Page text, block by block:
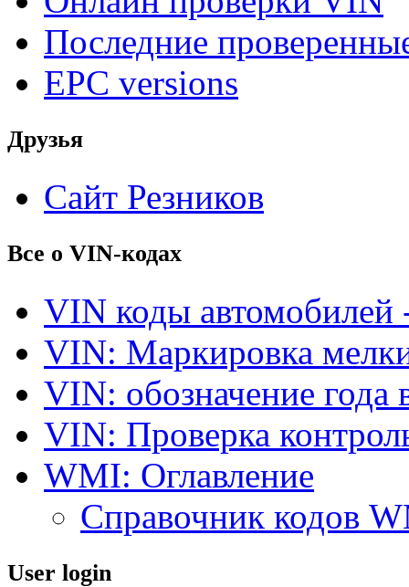
Последние
EPC versions
Друзья
Сайт Резников
Все о VIN-кодах
VIN коды автомобилей
VIN: Маркировка
VIN: обозначение года
VIN: Проверка
WMI: Оглавление
Справочник кодов
User login